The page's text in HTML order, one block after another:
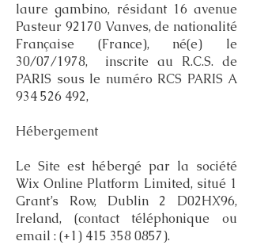
laure gambino, résidant 16 avenue
Pasteur 92170 Vanves, de nationalité
Française (France), né(e) le
30/07/1978, inscrite au R.C.S. de
PARIS sous le numéro RCS PARIS A
934 526 492,
Hébergement
Le Site est hébergé par la société
Wix Online Platform Limited, situé 1
Grant’s Row, Dublin 2 D02HX96,
Ireland, (contact téléphonique ou
email : (+1) 415 358 0857).